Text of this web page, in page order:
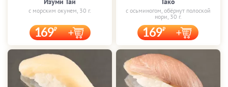
с морским окунем, 30 г.
169
с осьминогом, обёрнут полоской
нори, 30 г.
169